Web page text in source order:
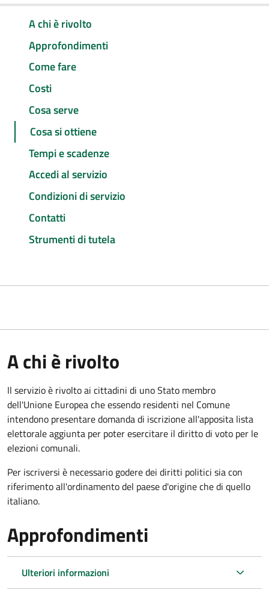
A chi è rivolto
Approfondimenti
Come fare
Costi
Cosa serve
Cosa si ottiene
Tempi e scadenze
Accedi al servizio
Condizioni di servizio
Contatti
Strumenti di tutela
A chi è rivolto
Il servizio è rivolto ai cittadini di uno Stato membro
dell'Unione Europea che essendo residenti nel Comune
intendono presentare domanda di iscrizione all'apposita lista
elettorale aggiunta per poter esercitare il diritto di voto per le
elezioni comunali.
Per iscriversi è necessario godere dei diritti politici sia con
riferimento all'ordinamento del paese d'origine che di quello
italiano.
Approfondimenti
Ulteriori informazioni